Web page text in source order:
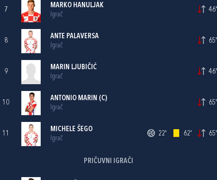
7
MARKO HANULJAK
Igrač
46'
8
ANTE PALAVERSA
Igrač
65'
9
MARIN LJUBIČIĆ
Igrač
46'
10
ANTONIO MARIN (C)
Igrač
65'
11
MICHELE ŠEGO
Igrač
22' 62' 65'
PRIČUVNI IGRAČI